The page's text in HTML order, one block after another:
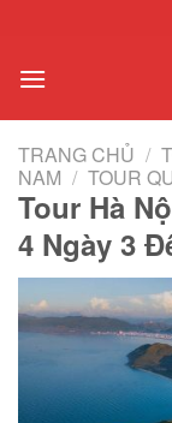
nội
TRANG CHỦ /
NAM / TOUR
Tour Hà
4 Ngày 3